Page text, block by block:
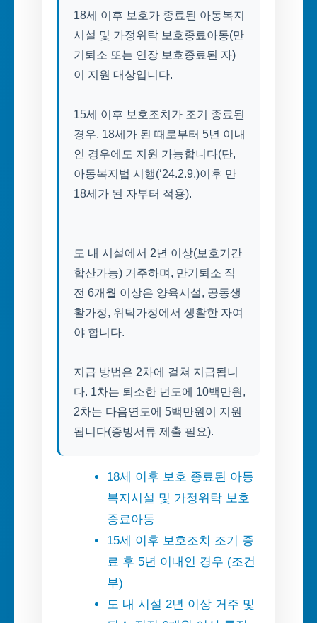
18세 이후 보호가 종료된 아동복지
시설 및 가정위탁 보호종료아동(만
기퇴소 또는 연장 보호종료된 자)
이 지원 대상입니다.
15세 이후 보호조치가 조기 종료된
경우, 18세가 된 때로부터 5년 이내
인 경우에도 지원 가능합니다(단,
아동복지법 시행(‘24.2.9.)이후 만
18세가 된 자부터 적용).
도 내 시설에서 2년 이상(보호기간
합산가능) 거주하며, 만기퇴소 직
전 6개월 이상은 양육시설, 공동생
활가정, 위탁가정에서 생활한 자여
야 합니다.
지급 방법은 2차에 걸쳐 지급됩니
다. 1차는 퇴소한 년도에 10백만원,
2차는 다음연도에 5백만원이 지원
됩니다(증빙서류 제출 필요).
18세 이후 보호 종료된 아동
복지시설 및 가정위탁 보호
종료아동
15세 이후 보호조치 조기 종
료 후 5년 이내인 경우 (조건
부)
도 내 시설 2년 이상 거주 및